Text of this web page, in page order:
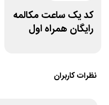
کد ⁣یک ساعت مکالمه
رایگان همراه اول
نظرات کاربران